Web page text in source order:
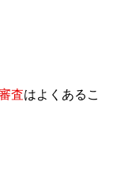
査はよくあるこ